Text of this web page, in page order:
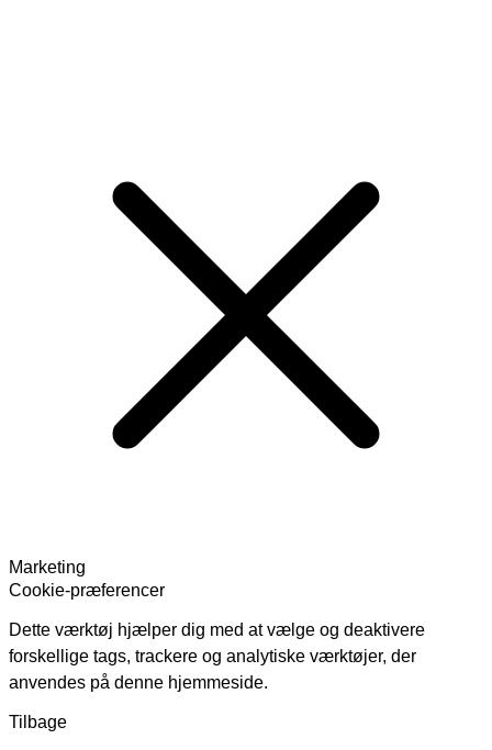
Marketing
Cookie-præferencer
Dette værktøj hjælper dig med at vælge og deaktivere
forskellige tags, trackere og analytiske værktøjer, der
anvendes på denne hjemmeside.
Tilbage